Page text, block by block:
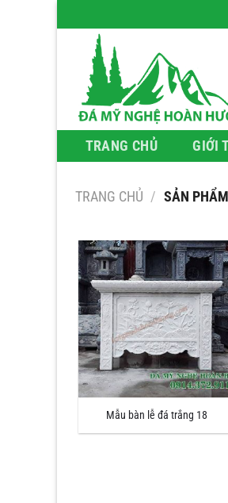
qua
TRANG CHỦ GIỚI
TRANG CHỦ / SẢN
Mẫu bàn lễ đá trắng 18